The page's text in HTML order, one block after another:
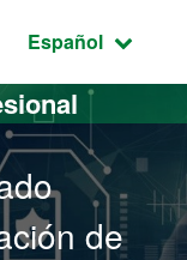
Idioma
Español
de